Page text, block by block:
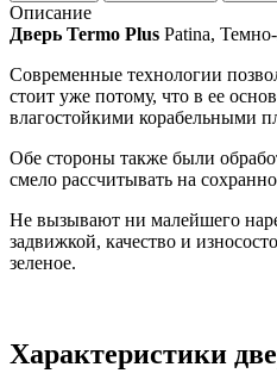
Описание
Дверь Termo Plus Patina,
Современные технологии
стоит уже потому, что в ее
влагостойкими корабельными
Обе стороны также были
смело рассчитывать на
Не вызывают ни малейшего
задвижкой, качество и
зеленое.
Характеристики